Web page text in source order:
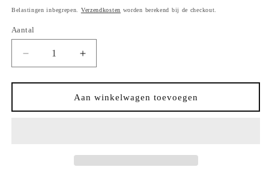
prijs
Belastingen inbegrepen. Verzendkosten worden berekend bij de checkout.
Aantal
Aantal
verlagen
voor
Moon
Aantal
verhogen
voor
Triple
Moon
Aan winkelwagen toevoegen